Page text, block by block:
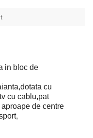
in bloc de
cu
cu cablu,pat
de centre